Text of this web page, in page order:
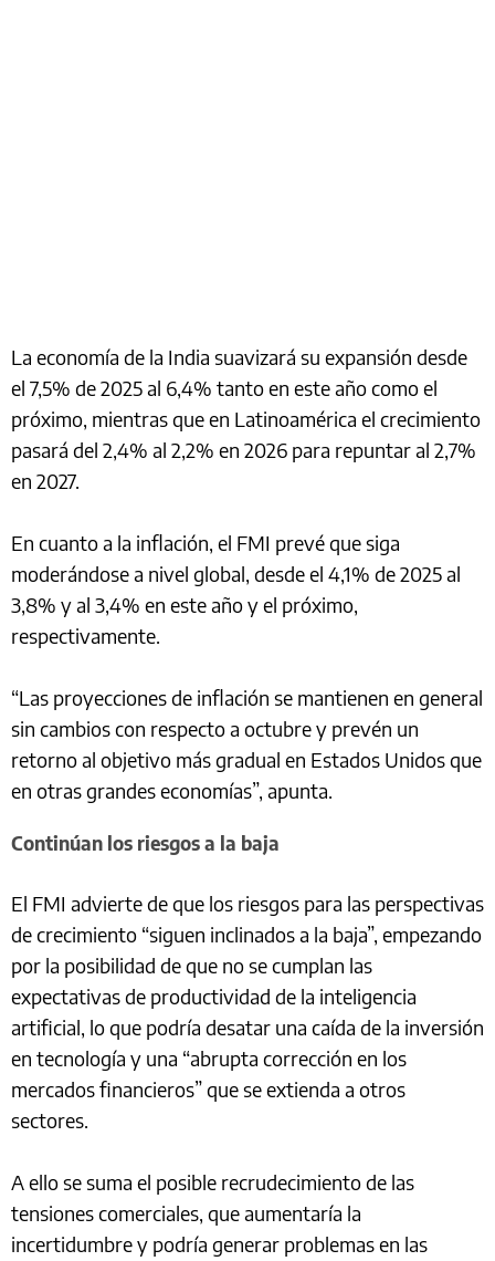
La economía de la India suavizará su expansión desde
el 7,5% de 2025 al 6,4% tanto en este año como el
próximo, mientras que en Latinoamérica el crecimiento
pasará del 2,4% al 2,2% en 2026 para repuntar al 2,7%
en 2027.
En cuanto a la inflación, el FMI prevé que siga
moderándose a nivel global, desde el 4,1% de 2025 al
3,8% y al 3,4% en este año y el próximo,
respectivamente.
“Las proyecciones de inflación se mantienen en general
sin cambios con respecto a octubre y prevén un
retorno al objetivo más gradual en Estados Unidos que
en otras grandes economías”, apunta.
Continúan los riesgos a la baja
El FMI advierte de que los riesgos para las perspectivas
de crecimiento “siguen inclinados a la baja”, empezando
por la posibilidad de que no se cumplan las
expectativas de productividad de la inteligencia
artificial, lo que podría desatar una caída de la inversión
en tecnología y una “abrupta corrección en los
mercados financieros” que se extienda a otros
sectores.
A ello se suma el posible recrudecimiento de las
tensiones comerciales, que aumentaría la
incertidumbre y podría generar problemas en las